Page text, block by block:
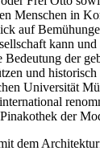
Menschen in
auf
kann
Bedeutung der
und
Universität
der
dem